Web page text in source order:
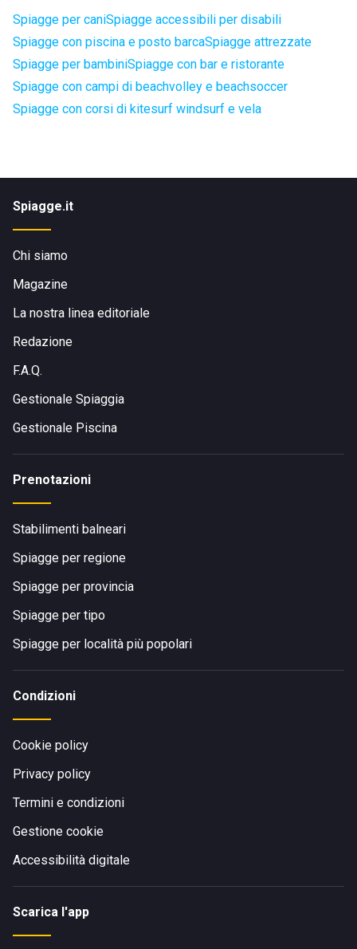
Spiagge per caniSpiagge accessibili per disabili
Spiagge con piscina e posto barcaSpiagge attrezzate
Spiagge per bambiniSpiagge con bar e ristorante
Spiagge con campi di beachvolley e beachsoccer
Spiagge con corsi di kitesurf windsurf e vela
Spiagge.it
Chi siamo
Magazine
La nostra linea editoriale
Redazione
F.A.Q.
Gestionale Spiaggia
Gestionale Piscina
Prenotazioni
Stabilimenti balneari
Spiagge per regione
Spiagge per provincia
Spiagge per tipo
Spiagge per località più popolari
Condizioni
Cookie policy
Privacy policy
Termini e condizioni
Gestione cookie
Accessibilità digitale
Scarica l'app